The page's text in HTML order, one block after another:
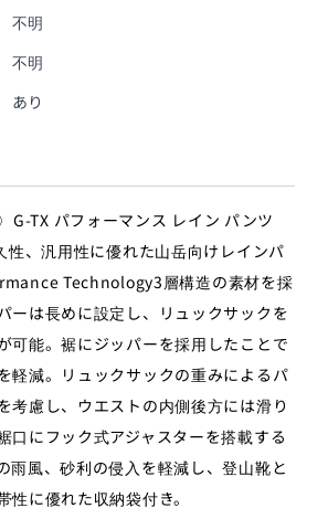
不明
不明
あり
G-TX パフォーマンス レイン パンツ
性、汎用性に優れた山岳向けレインパ
Technology3層構造の素材を採
ーは長めに設定し、リュックサックを
可能。裾にジッパーを採用したことで
軽減。リュックサックの重みによるパ
考慮し、ウエストの内側後方には滑り
口にフック式アジャスターを搭載する
雨風、砂利の侵入を軽減し、登山靴と
性に優れた収納袋付き。